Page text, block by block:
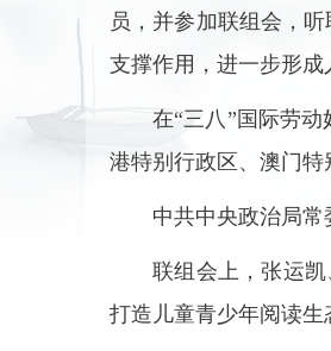
员，并参加联组会，
支撑作用，进一步形成
在“三八”国际劳
港特别行政区、澳门特
中共中央政治局常
联组会上，张运
打造儿童青少年阅读生